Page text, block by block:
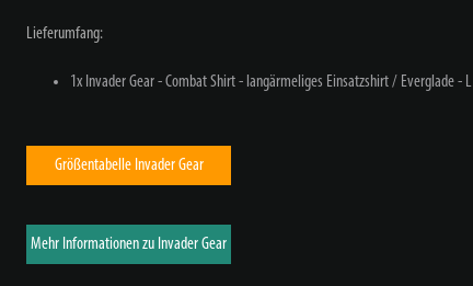
Lieferumfang:
1x Invader Gear - Combat Shirt - langärmeliges Einsatzshirt / Everglade - L
Größentabelle Invader Gear
Mehr Informationen zu Invader Gear